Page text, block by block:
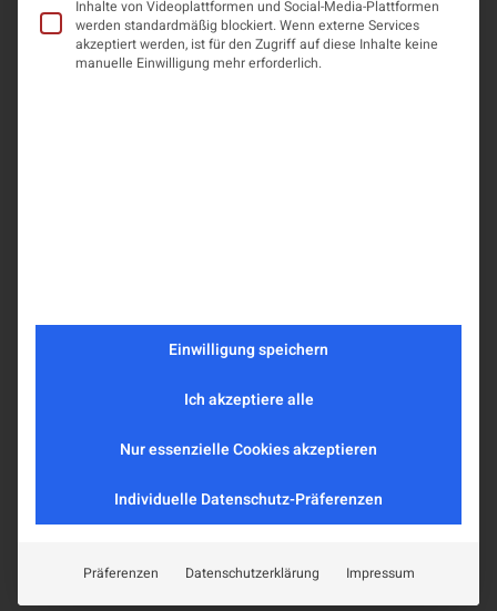
Inhalte von Videoplattformen und Social-Media-Plattformen
werden standardmäßig blockiert. Wenn externe Services
akzeptiert werden, ist für den Zugriff auf diese Inhalte keine
manuelle Einwilligung mehr erforderlich.
Einwilligung speichern
Ich akzeptiere alle
Nur essenzielle Cookies akzeptieren
Individuelle Datenschutz-Präferenzen
Präferenzen Datenschutzerklärung Impressum